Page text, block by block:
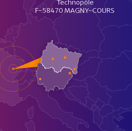
Technopôle
F-58470 MAGNY-COURS